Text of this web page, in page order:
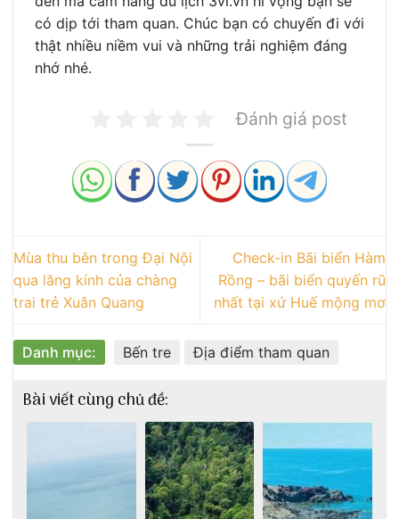
có dịp tới tham quan. Chúc bạn có chuyến đi với
thật nhiều niềm vui và những trải nghiệm đáng
nhớ nhé.
Đánh giá post
Mùa thu bên trong Đại Nội
qua lăng kính của chàng
trai trẻ Xuân Quang
Check-in Bãi biển Hàm
Rồng – bãi biển quyến rũ
nhất tại xứ Huế mộng mơ
Danh mục: Bến tre Địa điểm tham quan
Bài viết cùng chủ đề: